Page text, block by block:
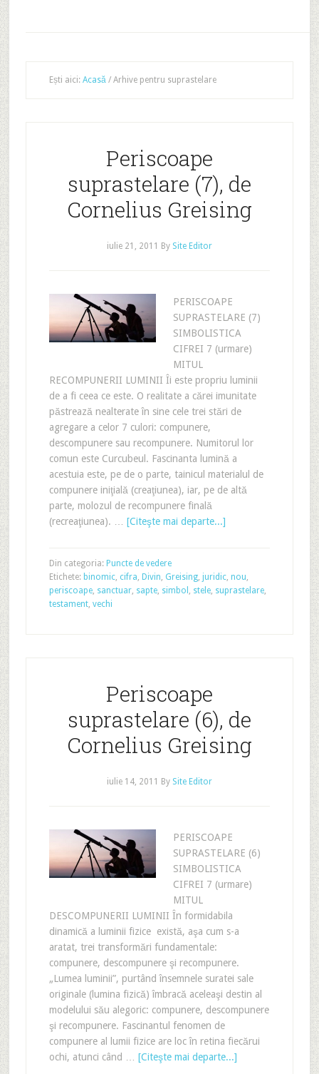
Ești aici: Acasă /Arhive pentru suprastelare
Periscoape
suprastelare (7), de
Cornelius Greising
iulie 21, 2011 By Site Editor
PERISCOAPE
SUPRASTELARE (7)
SIMBOLISTICA
CIFREI 7 (urmare)
MITUL
RECOMPUNERII LUMINII Îi este propriu luminii
de a fi ceea ce este. O realitate a cărei imunitate
păstrează nealterate în sine cele trei stări de
agregare a celor 7 culori: compunere,
descompunere sau recompunere. Numitorul lor
comun este Curcubeul. Fascinanta lumină a
acestuia este, pe de o parte, tainicul materialul de
compunere iniţială (creaţiunea), iar, pe de altă
parte, molozul de recompunere finală
(recreaţiunea). … [Citeşte mai departe...]
Din categoria: Puncte de vedere
Etichete: binomic, cifra, Divin, Greising, juridic, nou,
periscoape, sanctuar, sapte, simbol , stele, suprastelare,
testament, vechi
Periscoape
suprastelare (6), de
Cornelius Greising
iulie 14, 2011 By Site Editor
PERISCOAPE
SUPRASTELARE (6)
SIMBOLISTICA
CIFREI 7 (urmare)
MITUL
DESCOMPUNERII LUMINII În formidabila
dinamică a luminii fizice există, aşa cum s-a
aratat, trei transformări fundamentale:
compunere, descompunere şi recompunere.
„Lumea luminii”, purtând însemnele suratei sale
originale (lumina fizică) îmbracă aceleaşi destin al
modelului său alegoric: compunere, descompunere
şi recompunere. Fascinantul fenomen de
compunere al lumii fizice are loc în retina fiecărui
ochi, atunci când … [Citeşte mai departe...]